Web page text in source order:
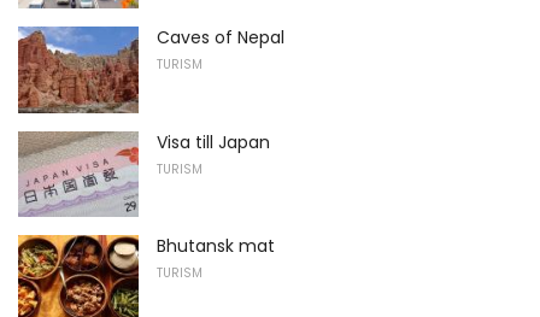
Caves of Nepal
TURISM
Visa till Japan
TURISM
Bhutansk mat
TURISM